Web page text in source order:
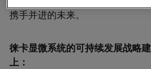
携手并进的未来。
徕卡显微系统的可持续发展战略
上：